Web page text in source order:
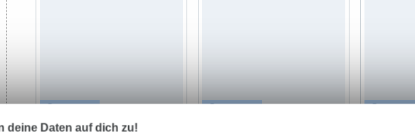
deine Daten auf dich zu!